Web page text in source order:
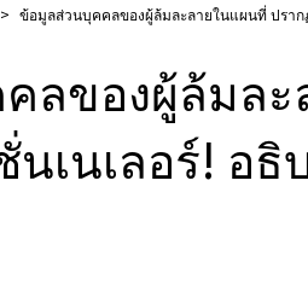
> ข้อมูลส่วนบุคคลของผู้ล้มละลายในแผนที่ ปรา
ลของผู้ล้มล
เนเลอร์! อ